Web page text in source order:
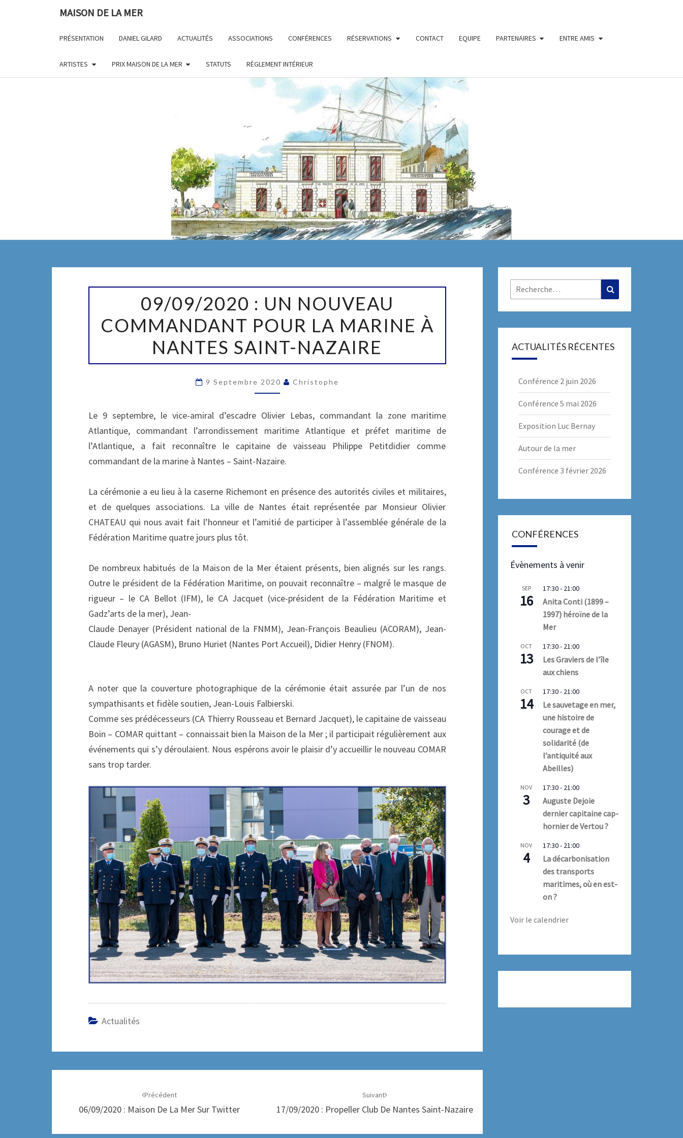
MAISON DE LA MER
PRÉSENTATION DANIEL GILARD ACTUALITÉS ASSOCIATIONS CONFÉRENCES RÉSERVATIONS CONTACT EQUIPE PARTENAIRES ENTRE AMIS
ARTISTES PRIX MAISON DE LA MER STATUTS RÈGLEMENT INTÉRIEUR
MAISON
DE LA
Le Site De
La
Fédération
Maritime
Nantes/ St
Nazaire
NOUVEAU
COMMANDANT
NANTES
SAINT-
NAZAIRE
09/09/2020 : UN NOUVEAU
COMMANDANT POUR LA MARINE À
NANTES SAINT-NAZAIRE
9 Septembre 2020 Christophe
Le 9 septembre, le vice-amiral d’escadre Olivier Lebas, commandant la zone maritime
Atlantique, commandant l’arrondissement maritime Atlantique et préfet maritime de
l’Atlantique, a fait reconnaître le capitaine de vaisseau Philippe Petitdidier comme
commandant de la marine à Nantes – Saint-Nazaire.
La cérémonie a eu lieu à la caserne Richemont en présence des autorités civiles et militaires,
et de quelques associations. La ville de Nantes était représentée par Monsieur Olivier
CHATEAU qui nous avait fait l’honneur et l’amitié de participer à l’assemblée générale de la
Fédération Maritime quatre jours plus tôt.
De nombreux habitués de la Maison de la Mer étaient présents, bien alignés sur les rangs.
Outre le président de la Fédération Maritime, on pouvait reconnaître – malgré le masque de
rigueur – le CA Bellot (IFM), le CA Jacquet (vice-président de la Fédération Maritime et
Gadz’arts de la mer), Jean-
Claude Denayer (Président national de la FNMM), Jean-François Beaulieu (ACORAM), Jean-
Claude Fleury (AGASM), Bruno Huriet (Nantes Port Accueil), Didier Henry (FNOM).
A noter que la couverture photographique de la cérémonie était assurée par l’un de nos
sympathisants et fidèle soutien, Jean-Louis Falbierski.
Comme ses prédécesseurs (CA Thierry Rousseau et Bernard Jacquet), le capitaine de vaisseau
Boin – COMAR quittant – connaissait bien la Maison de la Mer ; il participait régulièrement aux
événements qui s’y déroulaient. Nous espérons avoir le plaisir d’y accueillir le nouveau COMAR
sans trop tarder.
Actualités
Précédent
06/09/2020 : Maison De La Mer Sur Twitter
Suivant
17/09/2020 : Propeller Club De Nantes Saint-Nazaire
Rechercher :
ACTUALITÉS RÉCENTES
Conférence 2 juin 2026
Conférence 5 mai 2026
Exposition Luc Bernay
Autour de la mer
Conférence 3 février 2026
CONFÉRENCES
Évènements à venir
SEP
16
17:30- 21:00
Anita Conti (1899 –
1997) héroïne de la
Mer
OCT
13
17:30- 21:00
Les Graviers de l’île
aux chiens
OCT
14
17:30- 21:00
Le sauvetage en mer,
une histoire de
courage et de
solidarité (de
l’antiquité aux
Abeilles)
NOV
3
17:30- 21:00
Auguste Dejoie
dernier capitaine cap-
hornier de Vertou ?
NOV
4
17:30- 21:00
La décarbonisation
des transports
maritimes, où en est-
on ?
Voir le calendrier